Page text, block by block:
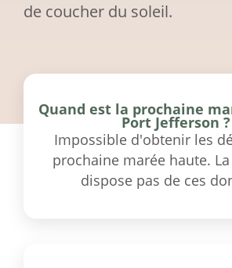
de coucher du soleil.
Quand est la prochaine
Port Jefferson ?
Impossible d'obtenir les
prochaine marée haute.
dispose pas de ces